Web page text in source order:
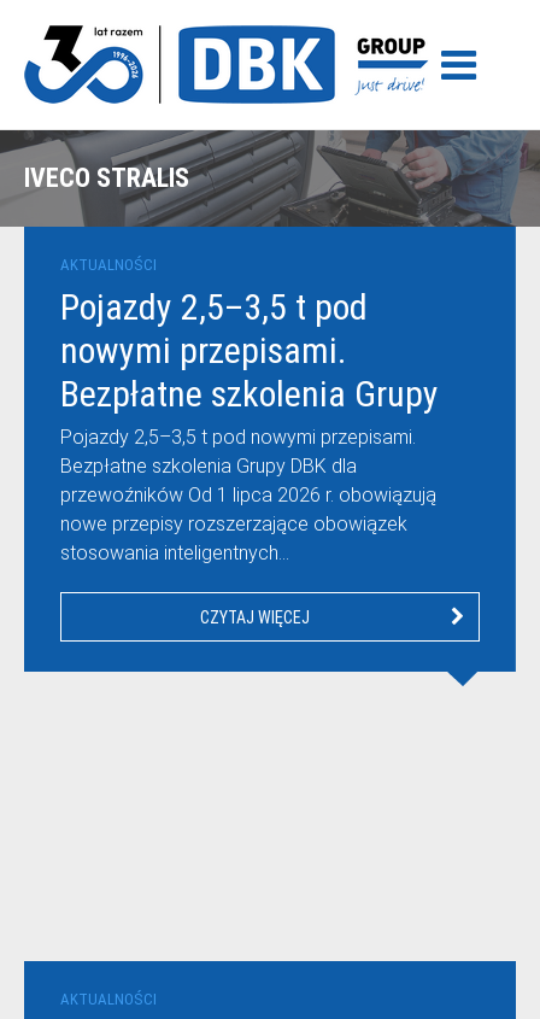
IVECO STRALIS
AKTUALNOŚCI
Pojazdy 2,5–3,5 t pod
nowymi przepisami.
Bezpłatne szkolenia Grupy
DBK dla przewoźników
Pojazdy 2,5–3,5 t pod nowymi przepisami.
Bezpłatne szkolenia Grupy DBK dla
przewoźników Od 1 lipca 2026 r. obowiązują
nowe przepisy rozszerzające obowiązek
stosowania inteligentnych…
CZYTAJ WIĘCEJ
AKTUALNOŚCI